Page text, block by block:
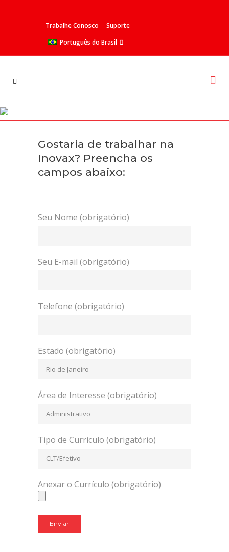
Trabalhe Conosco
Suporte
Português do Brasil
Gostaria de trabalhar na
Inovax? Preencha os
campos abaixo:
Seu Nome (obrigatório)
Seu E-mail (obrigatório)
Telefone (obrigatório)
Estado (obrigatório)
Área de Interesse (obrigatório)
Tipo de Currículo (obrigatório)
Anexar o Currículo (obrigatório)